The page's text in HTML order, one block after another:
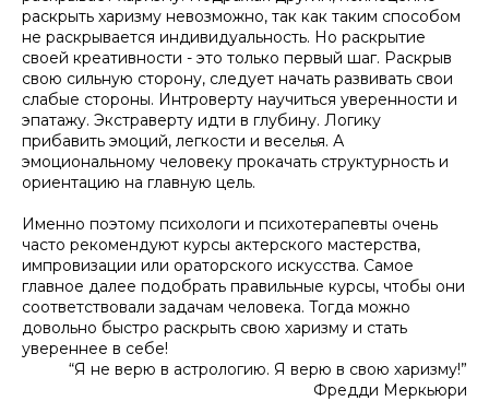
раскрыть харизму невозможно, так как таким способом
не раскрывается индивидуальность. Но раскрытие
своей креативности - это только первый шаг. Раскрыв
свою сильную сторону, следует начать развивать свои
слабые стороны. Интроверту научиться уверенности и
эпатажу. Экстраверту идти в глубину. Логику
прибавить эмоций, легкости и веселья. А
эмоциональному человеку прокачать структурность и
ориентацию на главную цель.
Именно поэтому психологи и психотерапевты очень
часто рекомендуют курсы актерского мастерства,
импровизации или ораторского искусства. Самое
главное далее подобрать правильные курсы, чтобы они
соответствовали задачам человека. Тогда можно
довольно быстро раскрыть свою харизму и стать
увереннее в себе!
“Я не верю в астрологию. Я верю в свою харизму!”
Фредди Меркьюри